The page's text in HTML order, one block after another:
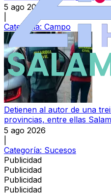
5 ago 2026
Categoría: Campo
Detienen al autor de una
provincias, entre ellas
5 ago 2026
Categoría: Sucesos
Publicidad
Publicidad
Publicidad
Publicidad